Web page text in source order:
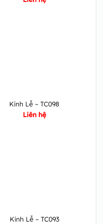
Kính Lễ – TC098
Liên hệ
Kính Lễ – TC093